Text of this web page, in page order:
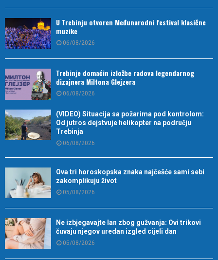
U Trebinju otvoren Međunarodni festival klasične
muzike
06/08/2026
Trebinje domaćin izložbe radova legendarnog
dizajnera Miltona Glejzera
06/08/2026
(VIDEO) Situacija sa požarima pod kontrolom:
Od jutros dejstvuje helikopter na području
Trebinja
06/08/2026
Ova tri horoskopska znaka najčešće sami sebi
zakomplikuju život
05/08/2026
Ne izbjegavajte lan zbog gužvanja: Ovi trikovi
čuvaju njegov uredan izgled cijeli dan
05/08/2026